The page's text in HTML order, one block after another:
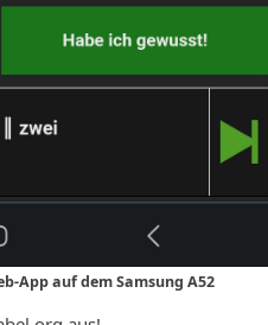
App auf dem Samsung A52